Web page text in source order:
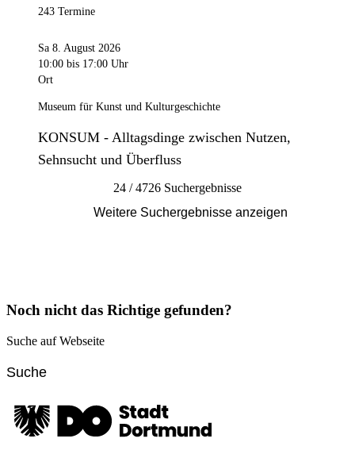
243 Termine
Sa 8. August 2026
10:00 bis 17:00 Uhr
Ort
Museum für Kunst und Kulturgeschichte
KONSUM - Alltagsdinge zwischen Nutzen,
Sehnsucht und Überfluss
24 / 4726 Suchergebnisse
Weitere Suchergebnisse anzeigen
Noch nicht das Richtige gefunden?
Suche auf Webseite